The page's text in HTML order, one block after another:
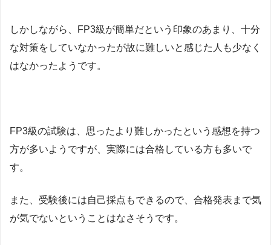
しかしながら、FP3級が簡単だという印象のあまり、十分
な対策をしていなかったが故に難しいと感じた人も少なく
はなかったようです。
FP3級の試験は、思ったより難しかったという感想を持つ
方が多いようですが、実際には合格している方も多いで
す。
また、受験後には自己採点もできるので、合格発表まで気
が気でないということはなさそうです。